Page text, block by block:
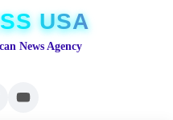
USA
News Agency